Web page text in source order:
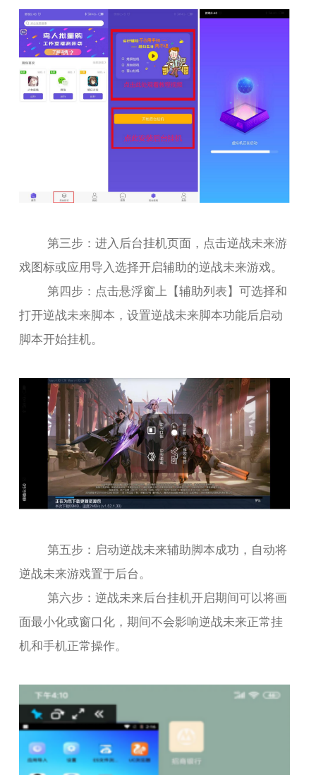
第三步：进入后台挂机页面，点击逆战未来游
戏图标或应用导入选择开启辅助的逆战未来游戏。
第四步：点击悬浮窗上【辅助列表】可选择和
打开逆战未来脚本，设置逆战未来脚本功能后启动
脚本开始挂机。
第五步：启动逆战未来辅助脚本成功，自动将
逆战未来游戏置于后台。
第六步：逆战未来后台挂机开启期间可以将画
面最小化或窗口化，期间不会影响逆战未来正常挂
机和手机正常操作。